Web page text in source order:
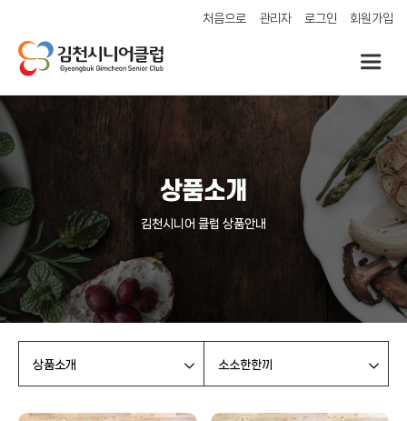
처음으로 관리자 로그인 회원가입
상품소개
김천시니어 클럽 상품안내
상품소개 소소한한끼